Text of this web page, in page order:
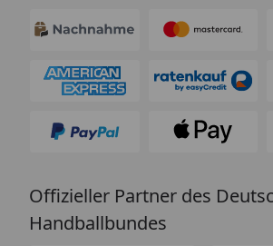
Offizieller Partner des
Handballbundes